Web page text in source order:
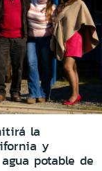
la
y
potable de